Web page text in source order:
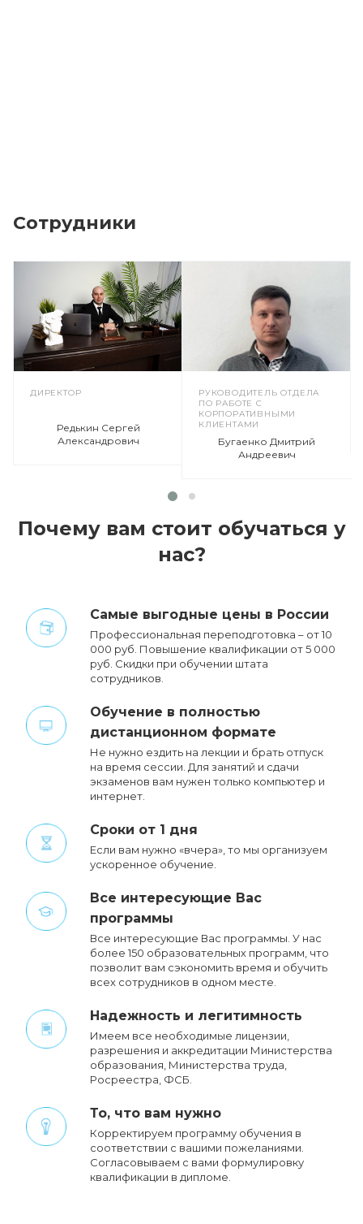
Сотрудники
ДИРЕКТОР
Редькин Сергей
Александрович
РУКОВОДИТЕЛЬ ОТДЕЛА
ПО РАБОТЕ С
КОРПОРАТИВНЫМИ
КЛИЕНТАМИ
Бугаенко Дмитрий
Андреевич
Почему вам стоит обучаться у
нас?
Cамые выгодные цены в России
Профессиональная переподготовка – от 10
000 руб. Повышение квалификации от 5 000
руб. Cкидки при обучении штата
сотрудников.
Обучение в полностью
дистанционном формате
Не нужно ездить на лекции и брать отпуск
на время сессии. Для занятий и сдачи
экзаменов вам нужен только компьютер и
интернет.
Сроки от 1 дня
Если вам нужно «вчера», то мы организуем
ускоренное обучение.
Все интересующие Вас
программы
Все интересующие Вас программы. У нас
более 150 образовательных программ, что
позволит вам сэкономить время и обучить
всех сотрудников в одном месте.
Надежность и легитимность
Имеем все необходимые лицензии,
разрешения и аккредитации Министерства
образования, Министерства труда,
Росреестра, ФСБ.
То, что вам нужно
Корректируем программу обучения в
соответствии с вашими пожеланиями.
Cогласовываем с вами формулировку
квалификации в дипломе.